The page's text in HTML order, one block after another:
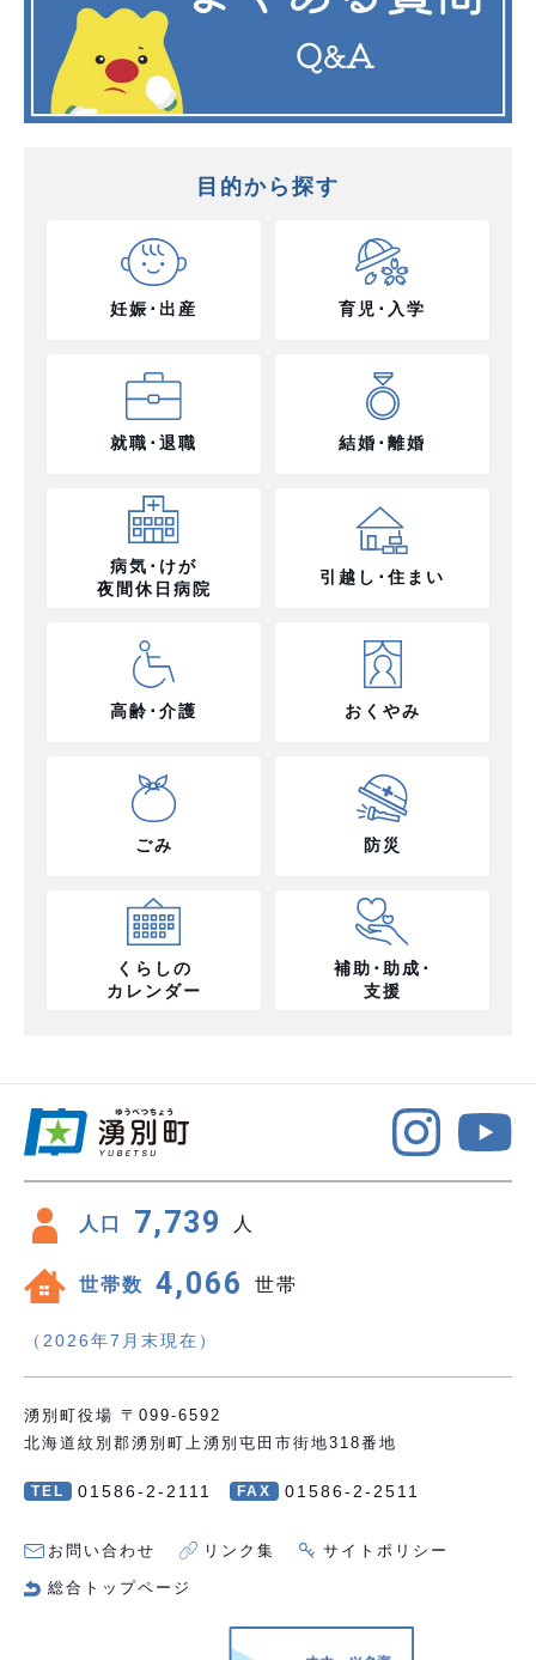
目的から探す
妊娠･出産 育児･入学
就職･退職 結婚･離婚
病気･けが
夜間休日病院
引越し･住まい
高齢･介護 おくやみ
ごみ 防災
くらしの
カレンダー
補助･助成･
支援
人口 7,739 人
世帯数 4,066 世帯
（2026年7月末現在）
湧別町役場 〒099-6592
北海道紋別郡湧別町上湧別屯田市街地318番地
TEL 01586-2-2111 FAX 01586-2-2511
お問い合わせ リンク集 サイトポリシー
総合トップページ